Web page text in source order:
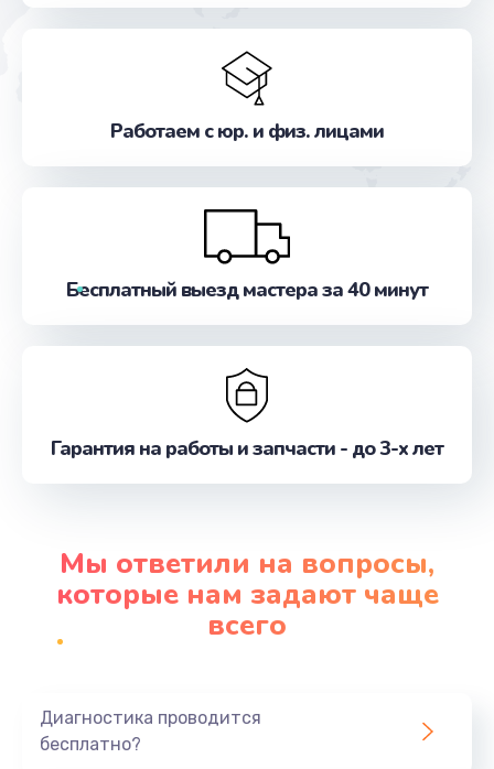
Работаем с юр. и физ. лицами
Бесплатный выезд мастера за 40 минут
Гарантия на работы и запчасти - до 3-х лет
Мы ответили на вопросы,
которые нам задают чаще
всего
Диагностика проводится
бесплатно?